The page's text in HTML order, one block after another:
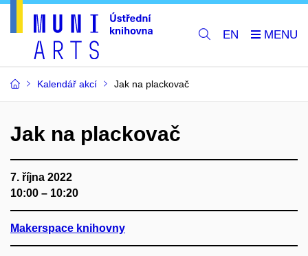
EN
Kalendář akcí Jak na plackovač
Jak na plackovač
7. října 2022
10:00 – 10:20
Makerspace knihovny